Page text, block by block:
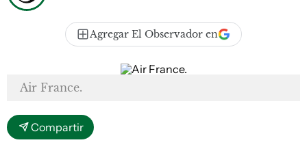
Agregar El Observador en
Air France.
Compartir